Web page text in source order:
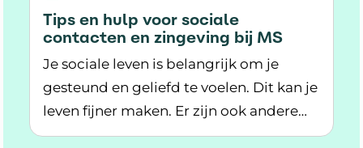
nog een opleiding tot psycholoog.
Vanuit haar professionele kennis én haar
eigen ervaring met MS, vertelt ze over
het belang van ontspanning in het
dagelijks leven.
Tips en hulp voor sociale
contacten en zingeving bij MS
Je sociale leven is belangrijk om je
gesteund en geliefd te voelen. Dit kan je
leven fijner maken. Er zijn ook andere
dingen die je leven waardevol kunnen
Lees meer over Tips en hulp voor sociale